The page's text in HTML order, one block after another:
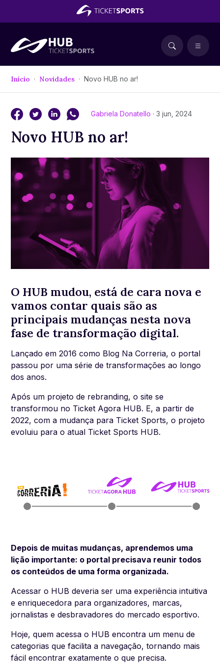
Início Novidades Novo HUB no ar!
Gabriela Donatello · 3 jun, 2024
Novo HUB no ar!
O HUB mudou, está de cara nova e
vamos contar quais são as
principais mudanças nesta nova
fase de transformação digital.
Lançado em 2016 como Blog Na Correria, o portal
passou por uma série de transformações ao longo
dos anos.
Após um projeto de rebranding, o site se
transformou no Ticket Agora HUB. E, a partir de
2022, com a mudança para Ticket Sports, o projeto
evoluiu para o atual Ticket Sports HUB.
Depois de muitas mudanças, aprendemos uma
lição importante: o portal precisava reunir todos
os conteúdos de uma forma organizada.
Acessar o HUB deveria ser uma experiência intuitiva
e enriquecedora para organizadores, marcas,
jornalistas e desbravadores do mercado esportivo.
Hoje, quem acessa o HUB encontra um menu de
categorias que facilita a navegação, tornando mais
fácil encontrar exatamente o que precisa.